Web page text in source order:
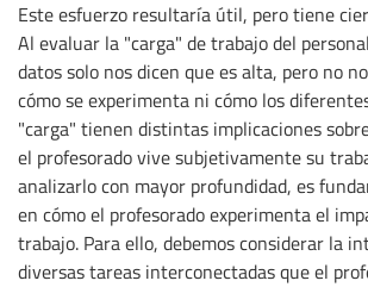
Este esfuerzo resultaría útil, pero tiene
Al evaluar la "carga" de trabajo del
datos solo nos dicen que es alta, pero no
cómo se experimenta ni cómo los
"carga" tienen distintas implicaciones
el profesorado vive subjetivamente su
analizarlo con mayor profundidad, es
en cómo el profesorado experimenta el
trabajo. Para ello, debemos considerar la
diversas tareas interconectadas que el